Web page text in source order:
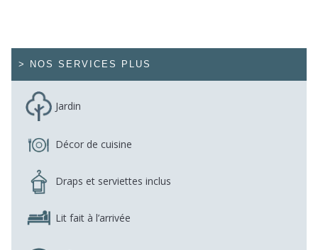
> NOS SERVICES PLUS
Jardin
Décor de cuisine
Draps et serviettes inclus
Lit fait à l’arrivée